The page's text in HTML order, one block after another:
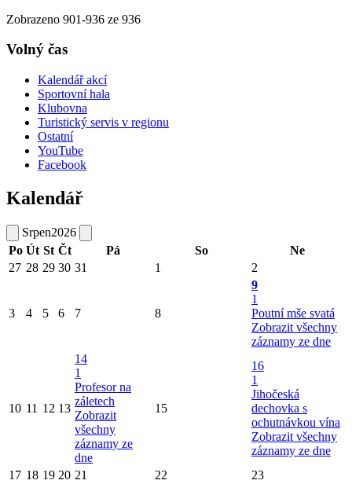
Zobrazeno 901-936 ze 936
Volný čas
Kalendář akcí
Sportovní hala
Klubovna
Turistický servis v regionu
Ostatní
YouTube
Facebook
Kalendář
Srpen2026
Po Út St Čt Pá So
Ne
27 28 29 30 31 1 2
3 4 5 6 7 8
9
1
Poutní mše svatá
Zobrazit všechny
záznamy ze dne
10 11 12 13
14
1
Profesor na
záletech
Zobrazit
všechny
záznamy ze
dne
15
16
1
Jihočeská
dechovka s
ochutnávkou vína
Zobrazit všechny
záznamy ze dne
17 18 19 20 21 22 23